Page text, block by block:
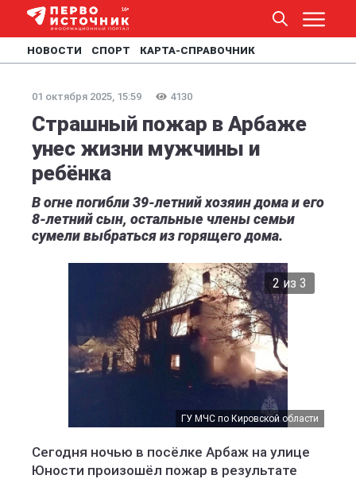
НОВОСТИ СПОРТ КАРТА-СПРАВОЧНИК
01 октября 2025, 15:59 4130
Страшный пожар в Арбаже
унес жизни мужчины и
ребёнка
В огне погибли 39-летний хозяин дома и его
8-летний сын, остальные члены семьи
сумели выбраться из горящего дома.
2 из 3
ГУ МЧС по Кировской области
ГУ МЧС по Кировской области
ГУ МЧС по Кировской области
Сегодня ночью в посёлке Арбаж на улице
Юности произошёл пожар в результате